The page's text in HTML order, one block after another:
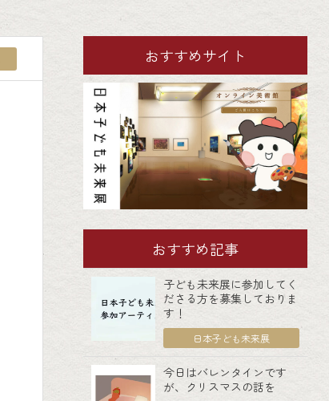
おすすめサイト
おすすめ記事
子ども未来展に参加してく
ださる方を募集しておりま
す！
日本子ども未来展
今日はバレンタインです
が、クリスマスの話を